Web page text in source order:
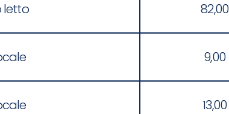
letto 82,00
9,00
13,00